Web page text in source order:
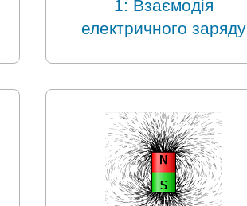
1: Взаємодія
електричного заряду